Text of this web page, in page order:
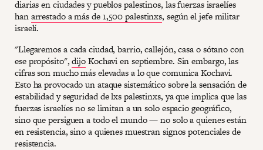
diarias en ciudades y pueblos palestinos, las fuerzas israelíes
hanarrestado a más de 1,500 palestinxs, según el jefe militar
israelí.
"Llegaremos a cada ciudad, barrio, callejón, casa o sótano con
ese propósito",dijoKochavi en septiembre. Sin embargo, las
cifras son mucho más elevadas a lo que comunica Kochavi.
Esto ha provocado un ataque sistemático sobre la sensación de
estabilidad y seguridad de lxs palestinxs, ya que implica que las
fuerzas israelíes no se limitan a un solo espacio geográfico,
sino que persiguen a todo el mundo — no solo a quienes están
en resistencia, sino a quienes muestran signos potenciales de
resistencia.